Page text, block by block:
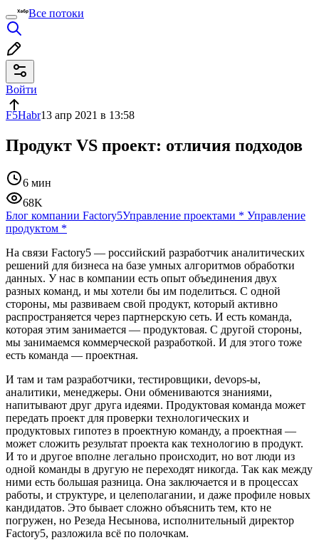
Все потоки
Войти
F5Habr13 апр 2021 в 13:58
Продукт VS проект: отличия подходов
6 мин
68K
Блог компании Factory5Управление проектами * Управление
продуктом *
На связи Factory5 — российский разработчик аналитических
решений для бизнеса на базе умных алгоритмов обработки
данных. У нас в компании есть опыт объединения двух
разных команд, и мы хотели бы им поделиться. С одной
стороны, мы развиваем свой продукт, который активно
распространяется через партнерскую сеть. И есть команда,
которая этим занимается — продуктовая. С другой стороны,
мы занимаемся коммерческой разработкой. И для этого тоже
есть команда — проектная.
И там и там разработчики, тестировщики, devops-ы,
аналитики, менеджеры. Они обмениваются знаниями,
напитывают друг друга идеями. Продуктовая команда может
передать проект для проверки технологических и
продуктовых гипотез в проектную команду, а проектная —
может сложить результат проекта как технологию в продукт.
И то и другое вполне легально происходит, но вот люди из
одной команды в другую не переходят никогда. Так как между
ними есть большая разница. Она заключается и в процессах
работы, и структуре, и целеполагании, и даже профиле новых
кандидатов. Это бывает сложно объяснить тем, кто не
погружен, но Резеда Несынова, исполнительный директор
Factory5, разложила всё по полочкам.